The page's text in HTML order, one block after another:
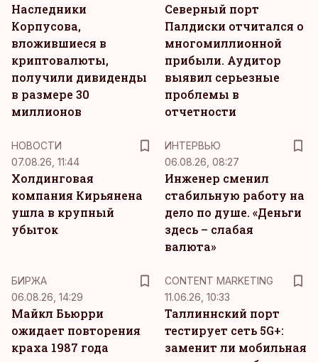
Наследники
Корпусова,
вложившиеся в
криптовалюты,
получили дивиденды
в размере 30
миллионов
Северный порт
Палдиски отчитался о
многомиллионной
прибыли. Аудитор
выявил серьезные
проблемы в
отчетности
НОВОСТИ
07.08.26, 11:44
Холдинговая
компания Кирьянена
ушла в крупный
убыток
ИНТЕРВЬЮ
06.08.26, 08:27
Инженер сменил
стабильную работу на
дело по душе. «Деньги
здесь – слабая
валюта»
БИРЖА
06.08.26, 14:29
Майкл Бьюрри
ожидает повторения
краха 1987 года
CONTENT MARKETING
11.06.26, 10:33
Таллиннский порт
тестирует сеть 5G+:
заменит ли мобильная